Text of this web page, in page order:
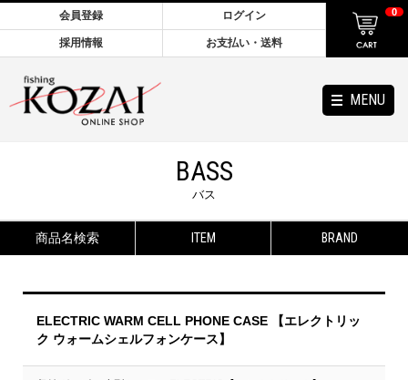
MENU
会員登録 ログイン
採用情報 お支払い・送料
0
BASS
バス
商品名検索 ITEM BRAND
ELECTRIC WARM CELL PHONE CASE 【エレクトリッ
ク ウォームシェルフォンケース】